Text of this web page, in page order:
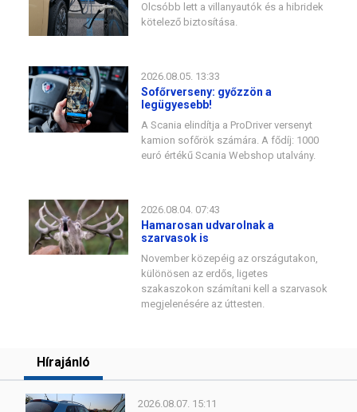
Olcsóbb lett a villanyautók és a hibridek
kötelező biztosítása.
2026.08.05. 13:33
Sofőrverseny: győzzön a
legügyesebb!
A Scania elindítja a ProDriver versenyt
kamion sofőrök számára. A fődíj: 1000
euró értékű Scania Webshop utalvány.
2026.08.04. 07:43
Hamarosan udvarolnak a
szarvasok is
November közepéig az országutakon,
különösen az erdős, ligetes
szakaszokon számítani kell a szarvasok
megjelenésére az úttesten.
Hírajánló
2026.08.07. 15:11